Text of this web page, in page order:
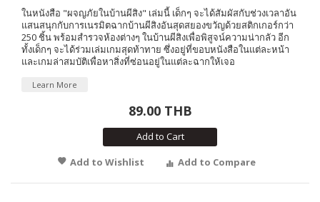
ในหนังสือ "ผจญภัยในบ้านผีสิง" เล่มนี้ เด็กๆ จะได้สัมผัสกับช่วงเวลาอัน
แสนสนุกกับการเนรมิตฉากบ้านผีสิงอันสุดสยองขวัญด้วยสติกเกอร์กว่า
250 ชิ้น พร้อมสำรวจห้องต่างๆ ในบ้านผีสิงเพื่อพิสูจน์ความน่ากลัว อีก
ทั้งเด็กๆ จะได้ร่วมเล่มเกมสุดท้าทาย ซึ่งอยู่ที่ขอบหนังสือในแต่ละหน้า
และเกมล่าสมบัติเพื่อหาสิ่งที่ซ่อนอยู่ในแต่ละฉากให้เจอ
Learn More
89.00 THB
Add to Cart
Add to Wishlist
Add to Compare